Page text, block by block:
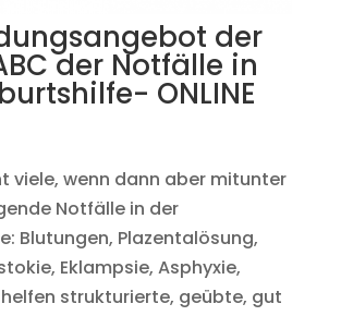
der
der Notfälle in
ONLINE
viele, wenn dann aber mitunter
Notfälle in der
Blutungen, Plazentalösung,
Eklampsie, Asphyxie,
helfen strukturierte, geübte, gut